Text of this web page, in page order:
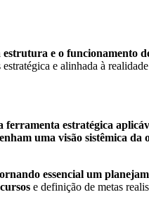
e o funcionamento
e alinhada à
ferramenta estratégica
uma visão sistêmica
essencial um
e definição de metas